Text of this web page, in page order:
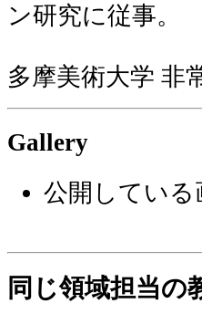
ン研究に従事。
多摩美術大学 非
Gallery
公開してい
同じ領域担当の